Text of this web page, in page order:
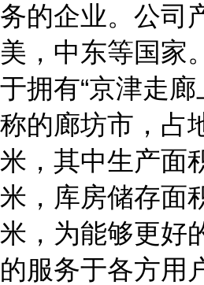
务的企业。公司
美，中东等国家
于拥有“京津走廊
称的廊坊市，占
米，其中生产面
米，库房储存面
米，为能够更好
的服务于各方用